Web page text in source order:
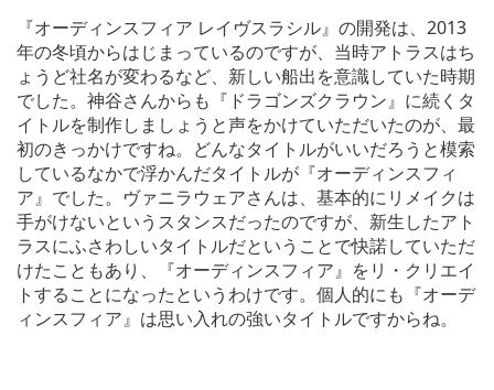
『オーディンスフィア レイヴスラシル』の開発は、2013
年の冬頃からはじまっているのですが、当時アトラスはち
ょうど社名が変わるなど、新しい船出を意識していた時期
でした。神谷さんからも『ドラゴンズクラウン』に続くタ
イトルを制作しましょうと声をかけていただいたのが、最
初のきっかけですね。どんなタイトルがいいだろうと模索
しているなかで浮かんだタイトルが『オーディンスフィ
ア』でした。ヴァニラウェアさんは、基本的にリメイクは
手がけないというスタンスだったのですが、新生したアト
ラスにふさわしいタイトルだということで快諾していただ
けたこともあり、『オーディンスフィア』をリ・クリエイ
トすることになったというわけです。個人的にも『オーデ
ィンスフィア』は思い入れの強いタイトルですからね。